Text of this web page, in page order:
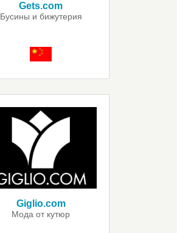
Gets.com
Бусины и бижутерия
Giglio.com
Мода от кутюр